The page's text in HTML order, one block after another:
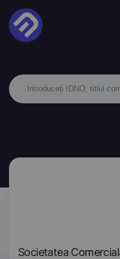
Societatea